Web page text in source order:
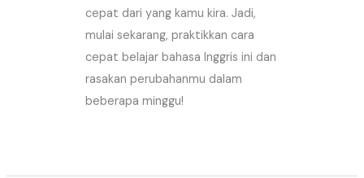
cepat dari yang kamu kira. Jadi,
mulai sekarang, praktikkan cara
cepat belajar bahasa Inggris ini dan
rasakan perubahanmu dalam
beberapa minggu!